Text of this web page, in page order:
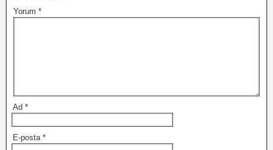
Yorum *
Ad *
E-posta *